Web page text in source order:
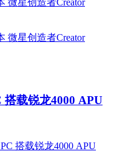
载锐龙4000 APU